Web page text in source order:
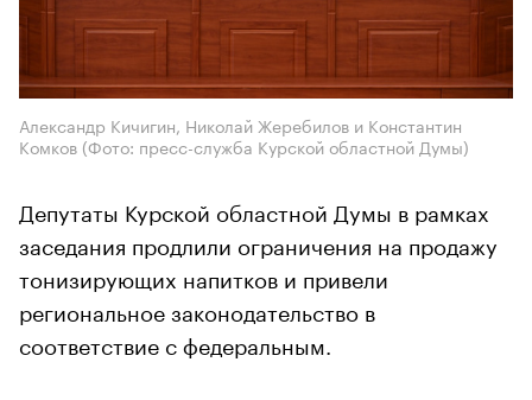
Александр Кичигин, Николай Жеребилов и Константин
Комков (Фото: пресс-служба Курской областной Думы)
Депутаты Курской областной Думы в рамках
заседания продлили ограничения на продажу
тонизирующих напитков и привели
региональное законодательство в
соответствие с федеральным.